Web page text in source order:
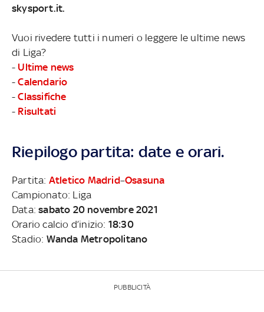
skysport.it.
Vuoi rivedere tutti i numeri o leggere le ultime news
di Liga?
- Ultime news
-Calendario
-Classifiche
- Risultati
Riepilogo partita: date e orari.
Partita: Atletico Madrid–Osasuna
Campionato: Liga
Data:sabato 20 novembre 2021
Orario calcio d’inizio: 18:30
Stadio: Wanda Metropolitano
PUBBLICITÀ